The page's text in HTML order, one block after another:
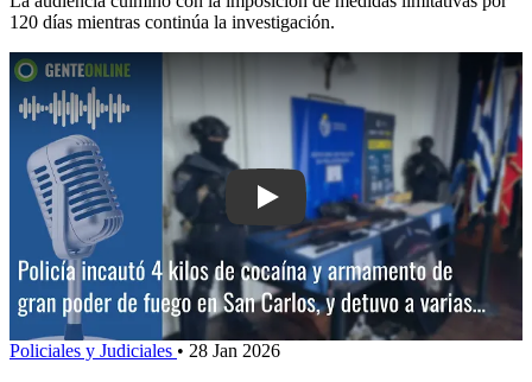
120 días mientras continúa la investigación.
Play: Policía incautó 4 kilos de
Policiales y Judiciales • 28 Jan 2026